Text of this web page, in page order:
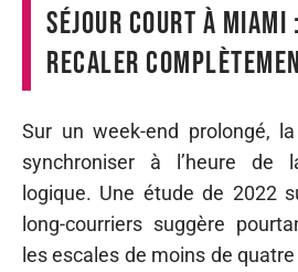
Séjour court à
recaler
Sur un week-end prolongé,
synchroniser à l’heure de
logique. Une étude de 2022
long-courriers suggère
les escales de moins de quatre